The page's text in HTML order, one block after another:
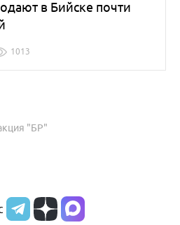
в Бийске почти
1013
"БР"